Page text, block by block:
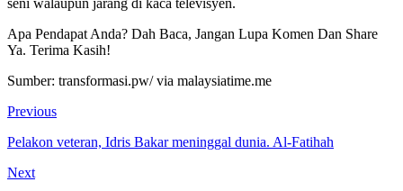
seni walaupun jarang di kaca televisyen.
Apa Pendapat Anda? Dah Baca, Jangan Lupa Komen Dan Share
Ya. Terima Kasih!
Sumber: transformasi.pw/ via malaysiatime.me
Previous
Pelakon veteran, Idris Bakar meninggal dunia. Al-Fatihah
Next